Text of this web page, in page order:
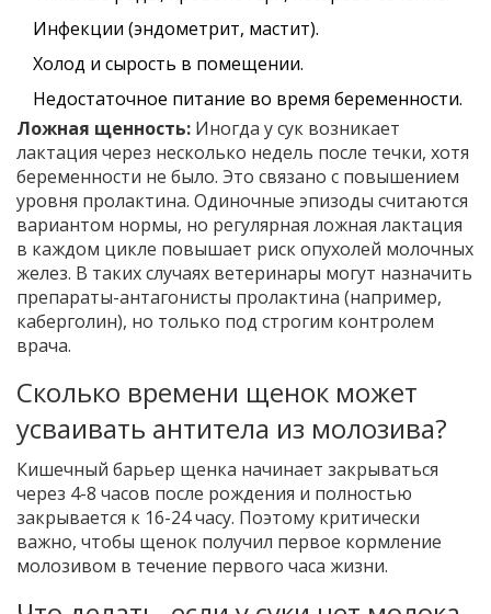
Инфекции (эндометрит, мастит).
Холод и сырость в помещении.
Недостаточное питание во время беременности.
Ложная щенность: Иногда у сук возникает
лактация через несколько недель после течки, хотя
беременности не было. Это связано с повышением
уровня пролактина. Одиночные эпизоды считаются
вариантом нормы, но регулярная ложная лактация
в каждом цикле повышает риск опухолей молочных
желез. В таких случаях ветеринары могут назначить
препараты-антагонисты пролактина (например,
каберголин), но только под строгим контролем
врача.
Сколько времени щенок может
усваивать антитела из молозива?
Кишечный барьер щенка начинает закрываться
через 4-8 часов после рождения и полностью
закрывается к 16-24 часу. Поэтому критически
важно, чтобы щенок получил первое кормление
молозивом в течение первого часа жизни.